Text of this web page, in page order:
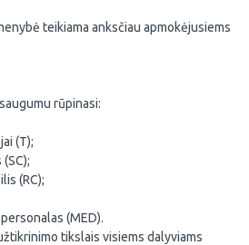
teikiama anksčiau apmokėjusiems
rūpinasi:
(T);
(RC);
(MED).
tikslais visiems dalyviams